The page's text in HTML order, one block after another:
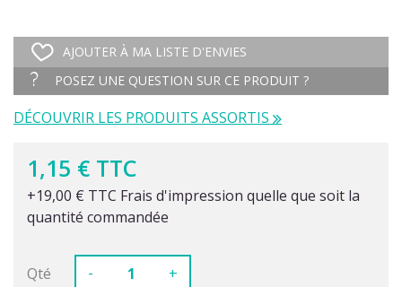
AJOUTER À MA LISTE D'ENVIES
POSEZ UNE QUESTION SUR CE PRODUIT ?
DÉCOUVRIR LES PRODUITS ASSORTIS
1,15 € TTC
+19,00 € TTC Frais d'impression quelle que soit la
quantité commandée
Qté - +